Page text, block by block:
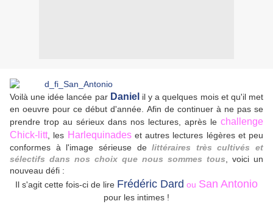
Voilà une idée lancée par Daniel il y a quelques mois et qu'il met
en oeuvre pour ce début d'année. Afin de continuer à ne pas se
prendre trop au sérieux dans nos lectures, après le challenge
Chick-litt, les Harlequinades et autres lectures légères et peu
conformes à l'image sérieuse delittéraires très cultivés et
sélectifs dans nos choix que nous sommes tous , voici un
nouveau défi :
Il s'agit cette fois-ci de lire Frédéric Dard ou San Antonio
pour les intimes !